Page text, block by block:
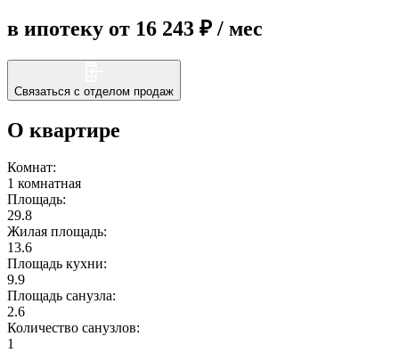
мы в соцсетях
в ипотеку от 16 243 ₽ / мес
Связаться с отделом продаж
О квартире
Комнат:
1 комнатная
Площадь:
29.8
Жилая площадь:
13.6
Площадь кухни:
9.9
Площадь санузла:
2.6
Количество санузлов:
1